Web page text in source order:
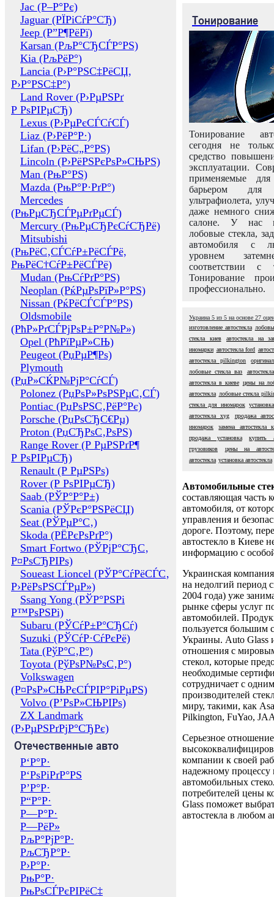
Jac (Р–Р°Рє)
Jaguar (РЇРіСѓР°СЂ)
Jeep (Р”Р¶РёРї)
Karsan (РљР°СЂСЃР°РЅ)
Kia (РљРёР°)
Lancia (Р›Р°РЅС‡РёСЏ,
Р›Р°РЅС‡Р°)
Land Rover (Р›РµРЅРґ
Р РѕРІРµСЂ)
Lexus (Р›РµРєСЃСѓСЃ)
Liaz (Р›РёР°Р·)
Lifan (Р›РёС„Р°РЅ)
Lincoln (Р›РёРЅРєРѕР»СЊРЅ)
Man (РњР°РЅ)
Mazda (РњР°Р·РґР°)
Mercedes
(РњРµСЂСЃРµРґРµСЃ)
Mercury (РњРµСЂРєСѓСЂРё)
Mitsubishi
(РњРёС‚СЃСѓР±РёСЃРё,
РњРёС†СѓР±РёСЃРё)
Mudan (РњСѓРґР°РЅ)
Neoplan (РќРµРѕРїР»Р°РЅ)
Nissan (РќРёСЃСЃР°РЅ)
Oldsmobile
(РћР»РґСЃРјРѕР±Р°Р№Р»)
Opel (РћРїРµР»СЊ)
Peugeot (РџРµР¶Рѕ)
Plymouth
(РџР»СЌР№РјР°СѓСЃ)
Polonez (РџРѕР»РѕРЅРµС‚СЃ)
Pontiac (РџРѕРЅС‚РёР°Рє)
Porsche (РџРѕСЂС€Рµ)
Proton (РџСЂРѕС‚РѕРЅ)
Range Rover (Р РµРЅРґР¶
Р РѕРІРµСЂ)
Renault (Р РµРЅРѕ)
Rover (Р РѕРІРµСЂ)
Saab (РЎР°Р°Р±)
Scania (РЎРєР°РЅРёСЏ)
Seat (РЎРµР°С‚)
Skoda (РЁРєРѕРґР°)
Smart Fortwo (РЎРјР°СЂС‚
Р¤РѕСЂРІРѕ)
Soueast Lioncel (РЎР°СѓРёСЃС‚
Р›РёРѕРЅСЃРµР»)
Ssang Yong (РЎР°РЅРі
Р™РѕРЅРі)
Subaru (РЎСѓР±Р°СЂСѓ)
Suzuki (РЎСѓР·СѓРєРё)
Tata (РўР°С‚Р°)
Toyota (РўРѕР№РѕС‚Р°)
Volkswagen
(Р¤РѕР»СЊРєСЃРІР°РіРµРЅ)
Volvo (Р’РѕР»СЊРІРѕ)
ZX Landmark
(Р›РµРЅРґРјР°СЂРє)
Отечественные авто
Р‘Р°Р·
Р‘РѕРіРґР°РЅ
Р’Р°Р·
Р“Р°Р·
Р—Р°Р·
Р—РёР»
РљР°РјР°Р·
РљСЂР°Р·
Р›Р°Р·
РњР°Р·
РњРѕСЃРєРІРёС‡
Тонирование
Тонирование
сегодня не
средство
эксплуатации.
применяемые
барьером для
ультрафиолета,
даже немного
салоне. У нас
лобовые стекла,
автомобиля с
уровнем
соответствии с
Тонирование
профессионально.
Украина 5 из 5 на основе 27
изготовление автостекла
стекла киев
автостекла на
иномарки автостекла ford
автостекла pilkington
лобовые стекла ваз
автостекла в киеве цены на
автостекла лобовые стекла
стекла для иномарок
автостекла xyg
продажа
иномарок
замена автостекла
продажа установка
купить
грузовиков
цены на
автостекла установка автостекла
Автомобильные
составляющая часть
автомобиля, от
управления и
дороге. Поэтому,
автостекло в Киеве
информацию с
Украинская
на недолгий период
2004 года) уже
рынке сферы услуг
автомобилей.
пользуется большим
Украины. Auto Glass
отношения с
стекол, которые
необходимые
сотрудничает с
производителей
миру, такими, как
Pilkington, FuYao,
Серьезное отношение
компании к своей
надежному процессу
автомобильных
потребителей цены
Glass поможет
автостекла в любом